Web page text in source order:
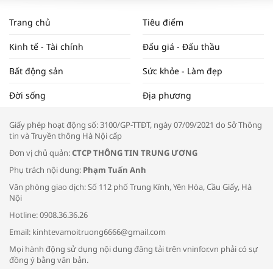
NAM NĂM 2024 VÀ NĂM 2025 | NHỊP
ĐẬP THỊ TRƯỜNG #62
Tọa đàm “Xúc tiến thương mại: Khơi
Bác sĩ tư vấn cách phòng tránh bệnh
đường hô hấp trong thời tiết giao mùa
Trang chủ Tiêu điểm
Kinh tế - Tài chính Đấu giá - Đấu thầu
Bất động sản Sức khỏe - Làm đẹp
Đời sống Địa phương
Giấy phép hoạt động số: 3100/GP-TTĐT, ngày 07/09/2021 do Sở Thông
tin và Truyền thông Hà Nội cấp
Đơn vị chủ quản:CTCP THÔNG TIN TRUNG ƯƠNG
Phụ trách nội dung: Phạm Tuấn Anh
Văn phòng giao dịch: Số 112 phố Trung Kính, Yên Hòa, Cầu Giấy, Hà
Nội
Hotline: 0908.36.36.26
Email: kinhtevamoitruong6666@gmail.com
Mọi hành động sử dụng nội dung đăng tải trên vninfor.vn phải có sự
đồng ý bằng văn bản.